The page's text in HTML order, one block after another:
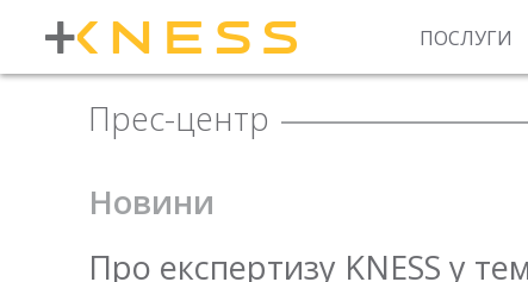
ПОСЛУГИ
Прес-центр
Новини
Про експертизу KNESS у